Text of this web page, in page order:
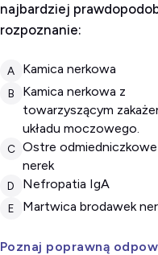
najbardziej
rozpoznanie:
A kamica nerkowa
B
kamica nerkowa z
towarzyszącym
układu moczowego.
C ostre odmiedniczkowe zapalenie
nerek
D nefropatia IgA
E martwica brodawek
Poznaj poprawną